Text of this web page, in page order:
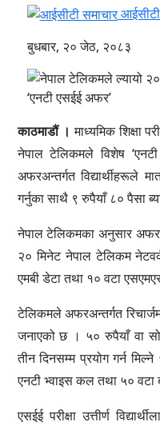
आईसीटी
बुधबार, २० जेठ, २०८३
काठमाडौं ।माध्यमिक शिक्षा
नेपाल टेलिकमले विशेष
अफरअन्तर्गत विद्यार्थीहरूले
गर्नुका साथै ९ रुपैयाँ ८० पैसा
नेपाल टेलिकमका अनुसार
२० मिनेट नेपाल टेलिकम
एमबी डेटा तथा १० वटा
टेलिकमले अफरअन्तर्गत
जनाएको छ । ५० रुपैयाँ वा
तीन दिनसम्म प्रयोग गर्न
एनटी भ्वाइस कल तथा ५० वटा
एसईई परीक्षा उत्तीर्ण